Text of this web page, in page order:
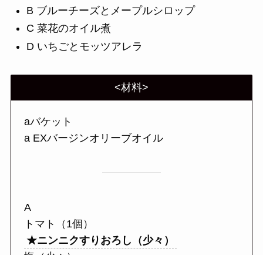
B ブルーチーズとメープルシロップ
C 菜花のオイル煮
D いちごとモッツアレラ
<材料>
aバケット
a EXバージンオリーブオイル
A
トマト（1個）
★ニンニクすりおろし（少々）